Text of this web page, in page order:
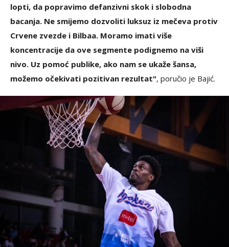
lopti, da popravimo defanzivni skok i slobodna
bacanja. Ne smijemo dozvoliti luksuz iz mečeva protiv
Crvene zvezde i Bilbaa. Moramo imati više
koncentracije da ove segmente podignemo na viši
nivo. Uz pomoć publike, ako nam se ukaže šansa,
možemo očekivati pozitivan rezultat", poručio je Bajić.